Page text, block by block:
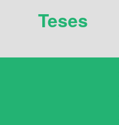
Teses